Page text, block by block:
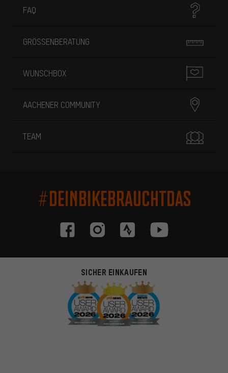
FAQ
GRÖSSENBERATUNG
WUNSCHBOX
AACHENER COMMUNITY
TEAM
#DEINBIKEBRAUCHTDAS
SICHER EINKAUFEN